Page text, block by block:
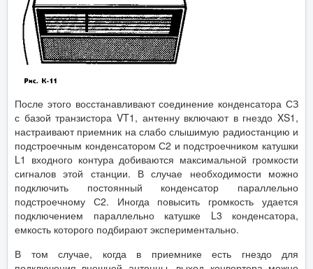
После этого восстанавливают соединение конденсатора СЗ
с базой транзистора VT1, антенну включают в гнездо XS1,
настраивают приемник на слабо слышимую радиостанцию и
подстроечным конденсатором С2 и подстроечником катушки
L1 входного контура добиваются максимальной громкости
сигналов этой станции. В случае необходимости можно
подключить постоянный конденсатор параллельно
подстроечному С2. Иногда повысить громкость удается
подключением параллельно катушке L3 конденсатора,
емкость которого подбирают экспериментально.
В том случае, когда в приемнике есть гнездо для